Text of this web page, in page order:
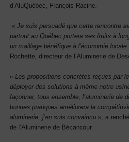
d’AluQuébec, François Racine.
« Je suis persuadé que cette rencontre
partout au Québec portera ses fruits à
un maillage bénéfique à l’économie locale
Rochette, directeur de l’Aluminerie de
« Les propositions concrètes reçues par
déployer des solutions à même notre
façonner, tous ensemble, l’aluminerie de
bonnes pratiques améliorera la
aluminerie, j’en suis convaincu », a
de l’Aluminerie de Bécancour.